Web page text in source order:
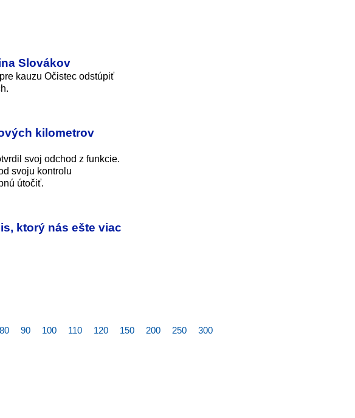
Slovákov
kauzu Očistec odstúpiť
kilometrov
svoj odchod z funkcie.
svoju kontrolu
útočiť.
ktorý nás ešte viac
80 90 100 110 120 150 200 250 300